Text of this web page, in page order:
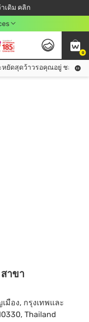
เดิม คลิก
จุก ๆ 10%! 🎉
499฿
ยังไง?
0
มีบัตรสมาชิกวัตสัน คลับรึยัง? สิทธิประหยัดสุดว้าวรอคุณอยู่ ชอปคุ้มกว่าเดิม คลิก! ยัดสุดว้าวรอคุณอยู่ ชอปคุ้มก
าขา
มือง, กรุงเทพและ
Thailand